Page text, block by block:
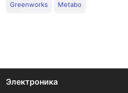
Greenworks Metabo
Электроника